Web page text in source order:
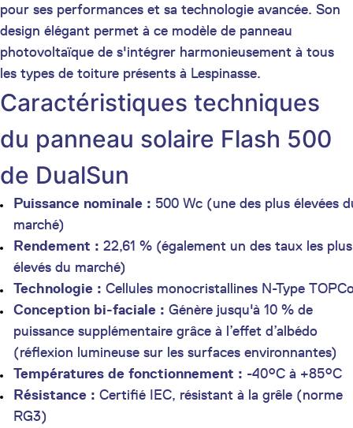
pour ses performances et sa technologie avancée. Son
design élégant permet à ce modèle de panneau
photovoltaïque de s'intégrer harmonieusement à tous
les types de toiture présents à Lespinasse.
Caractéristiques techniques
du panneau solaire Flash 500
de DualSun
Puissance nominale : 500 Wc (une des plus élevées
marché)
Rendement : 22,61 % (également un des taux les plus
élevés du marché)
Technologie : Cellules monocristallines N-Type
Conception bi-faciale : Génère jusqu'à 10 % de
puissance supplémentaire grâce à l’effet d’albédo
(réflexion lumineuse sur les surfaces environnantes)
Températures de fonctionnement : -40°C à +85°C
Résistance : Certifié IEC, résistant à la grêle (norme
RG3)